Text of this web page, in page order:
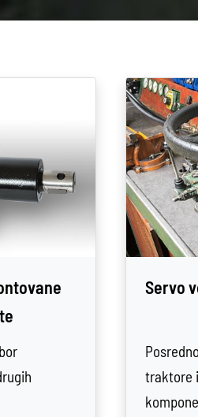
Servo
traktore